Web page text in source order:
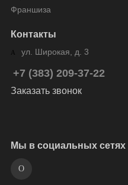
Франшиза
Контакты
ул. Широкая, д. 3
+7 (383) 209-37-22
Заказать звонок
Мы в социальных сетях